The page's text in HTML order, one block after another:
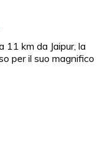
km da Jaipur, la
per il suo magnifico